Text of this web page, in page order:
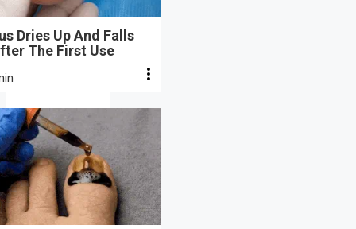
Dries Up And Falls
The First Use